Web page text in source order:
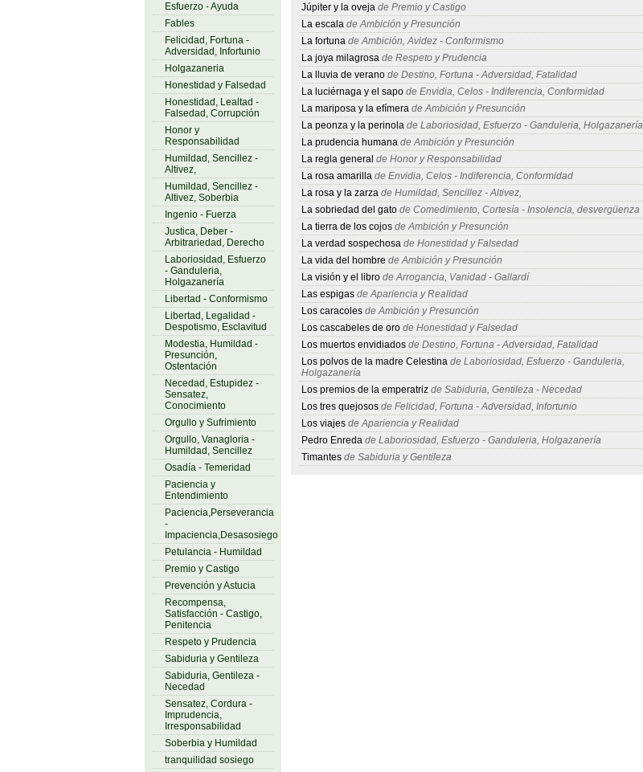
Esfuerzo - Ayuda
Fables
Felicidad, Fortuna -
Adversidad, Infortunio
Holgazaneria
Honestidad y Falsedad
Honestidad, Lealtad -
Falsedad, Corrupción
Honor y
Responsabilidad
Humildad, Sencillez -
Altivez,
Humildad, Sencillez -
Altivez, Soberbia
Ingenio - Fuerza
Justica, Deber -
Arbitrariedad, Derecho
Laboriosidad, Esfuerzo
- Ganduleria,
Holgazanería
Libertad - Conformismo
Libertad, Legalidad -
Despotismo, Esclavitud
Modestia, Humildad -
Presunción,
Ostentación
Necedad, Estupidez -
Sensatez,
Conocimiento
Orgullo y Sufrimiento
Orgullo, Vanagloria -
Humildad, Sencillez
Osadía - Temeridad
Paciencia y
Entendimiento
Paciencia,Perseverancia
-
Impaciencia,Desasosiego
Petulancia - Humildad
Premio y Castigo
Prevención y Astucia
Recompensa,
Satisfacción - Castigo,
Penitencia
Respeto y Prudencia
Sabiduria y Gentileza
Sabiduria, Gentileza -
Necedad
Sensatez, Cordura -
Imprudencia,
Irresponsabilidad
Soberbia y Humildad
tranquilidad sosiego
Júpiter y la ovejade Premio y Castigo
La escalade Ambición y Presunción
La fortunade Ambición, Avidez - Conformismo
La joya milagrosade Respeto y Prudencia
La lluvia de veranode Destino, Fortuna - Adversidad, Fatalidad
La luciérnaga y el sapode Envidia, Celos - Indiferencia, Conformidad
La mariposa y la efímerade Ambición y Presunción
La peonza y la perinolade Laboriosidad, Esfuerzo - Ganduleria, Holgazanería
La prudencia humanade Ambición y Presunción
La regla general de Honor y Responsabilidad
La rosa amarillade Envidia, Celos - Indiferencia, Conformidad
La rosa y la zarzade Humildad, Sencillez - Altivez,
La sobriedad del gatode Comedimiento, Cortesía - Insolencia, desvergüenza
La tierra de los cojosde Ambición y Presunción
La verdad sospechosade Honestidad y Falsedad
La vida del hombre de Ambición y Presunción
La visión y el librode Arrogancia, Vanidad - Gallardí
Las espigasde Apariencia y Realidad
Los caracolesde Ambición y Presunción
Los cascabeles de orode Honestidad y Falsedad
Los muertos envidiadosde Destino, Fortuna - Adversidad, Fatalidad
Los polvos de la madre Celestinade Laboriosidad, Esfuerzo - Ganduleria,
Holgazanería
Los premios de la emperatrizde Sabiduria, Gentileza - Necedad
Los tres quejososde Felicidad, Fortuna - Adversidad, Infortunio
Los viajesde Apariencia y Realidad
Pedro Enredade Laboriosidad, Esfuerzo - Ganduleria, Holgazanería
Timantesde Sabiduria y Gentileza